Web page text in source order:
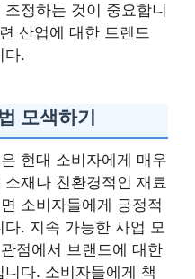
정하는 것이 중요합니
산업에 대한 트렌드
다.
모색하기
현대 소비자에게 매우
재나 친환경적인 재료
소비자들에게 긍정적
. 지속 가능한 사업 모
점에서 브랜드에 대한
다. 소비자들에게 책